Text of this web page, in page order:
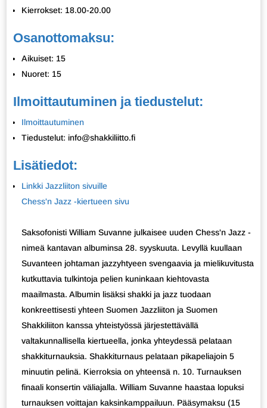
Kierrokset: 18.00-20.00
Osanottomaksu:
Aikuiset: 15
Nuoret: 15
Ilmoittautuminen ja tiedustelut:
Ilmoittautuminen
Tiedustelut: info@shakkiliitto.fi
Lisätiedot:
Linkki Jazzliiton sivuille
Chess'n Jazz -kiertueen sivu
Saksofonisti William Suvanne julkaisee uuden Chess'n Jazz -
nimeä kantavan albuminsa 28. syyskuuta. Levyllä kuullaan
Suvanteen johtaman jazzyhtyeen svengaavia ja mielikuvitusta
kutkuttavia tulkintoja pelien kuninkaan kiehtovasta
maailmasta. Albumin lisäksi shakki ja jazz tuodaan
konkreettisesti yhteen Suomen Jazzliiton ja Suomen
Shakkiliiton kanssa yhteistyössä järjestettävällä
valtakunnallisella kiertueella, jonka yhteydessä pelataan
shakkiturnauksia. Shakkiturnaus pelataan pikapeliajoin 5
minuutin pelinä. Kierroksia on yhteensä n. 10. Turnauksen
finaali konsertin väliajalla. William Suvanne haastaa lopuksi
turnauksen voittajan kaksinkamppailuun. Pääsymaksu (15